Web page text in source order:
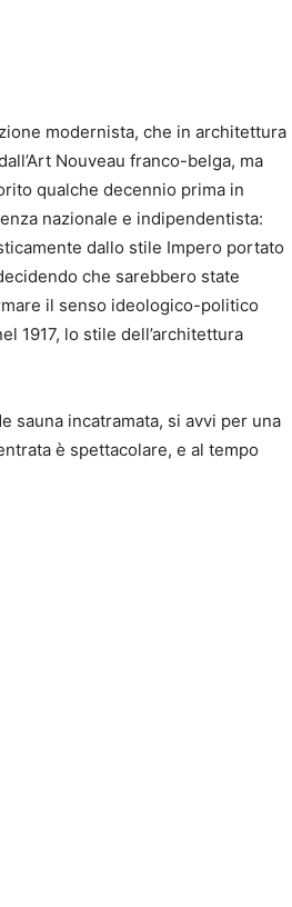
modernista, che in architettura
Nouveau franco-belga, ma
qualche decennio prima in
nazionale e indipendentista:
dallo stile Impero portato
che sarebbero state
il senso ideologico-politico
1917, lo stile dell’architettura
sauna incatramata, si avvi per una
è spettacolare, e al tempo